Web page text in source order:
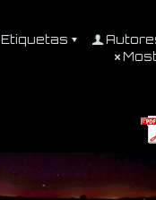
Etiquetas